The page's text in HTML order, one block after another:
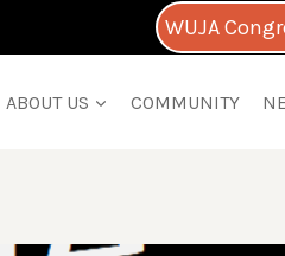
WUJA
ABOUT US COMMUNITY